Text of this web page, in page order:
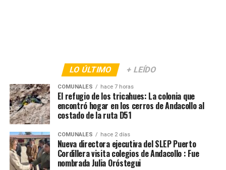
LO ÚLTIMO + LEÍDO
COMUNALES hace 7 horas
El refugio de los tricahues: La colonia que
encontró hogar en los cerros de Andacollo al
costado de la ruta D51
COMUNALES hace 2 días
Nueva directora ejecutiva del SLEP Puerto
Cordillera visita colegios de Andacollo : Fue
nombrada Julia Oróstegui